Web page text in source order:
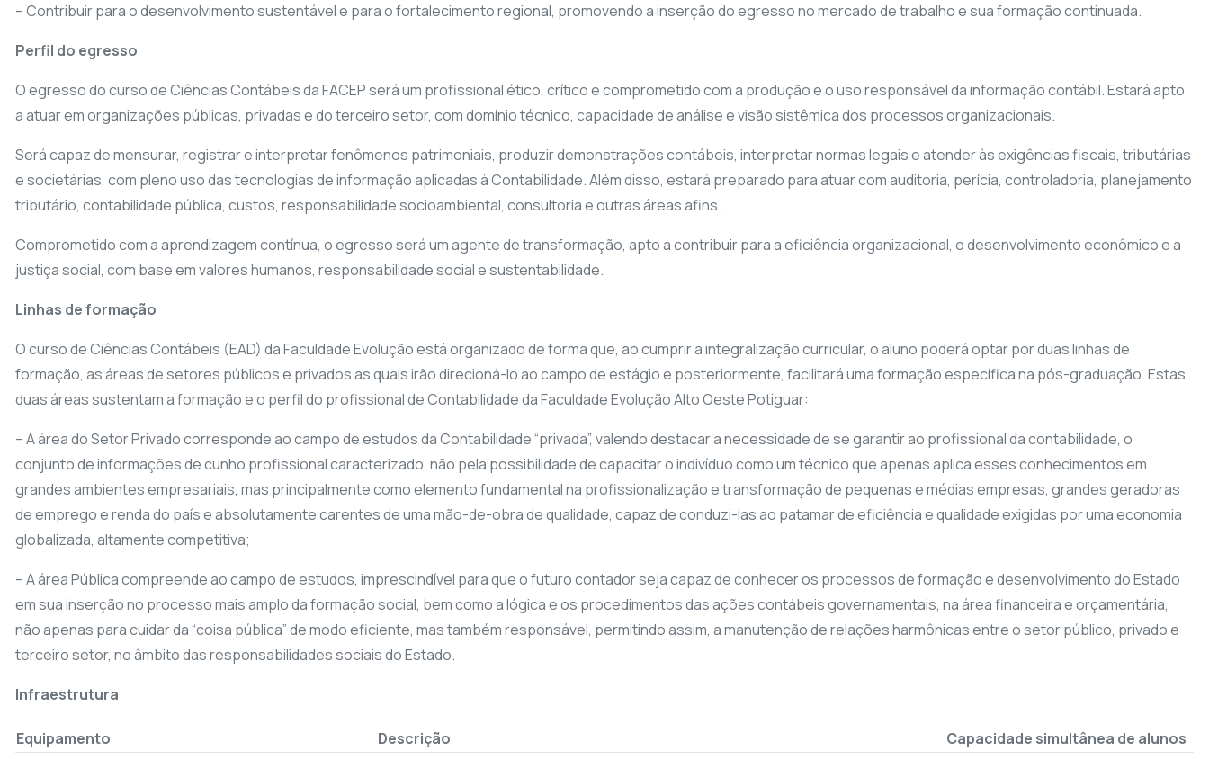
– Contribuir para o desenvolvimento sustentável e para o fortalecimento regional, promovendo a inserção do egresso no mercado de trabalho e sua formação continuada.
Perfil do egresso
O egresso do curso de Ciências Contábeis da FACEP será um profissional ético, crítico e comprometido com a produção e o uso responsável da informação contábil. Estará apto
a atuar em organizações públicas, privadas e do terceiro setor, com domínio técnico, capacidade de análise e visão sistêmica dos processos organizacionais.
Será capaz de mensurar, registrar e interpretar fenômenos patrimoniais, produzir demonstrações contábeis, interpretar normas legais e atender às exigências fiscais, tributárias
e societárias, com pleno uso das tecnologias de informação aplicadas à Contabilidade. Além disso, estará preparado para atuar com auditoria, perícia, controladoria, planejamento
tributário, contabilidade pública, custos, responsabilidade socioambiental, consultoria e outras áreas afins.
Comprometido com a aprendizagem contínua, o egresso será um agente de transformação, apto a contribuir para a eficiência organizacional, o desenvolvimento econômico e a
justiça social, com base em valores humanos, responsabilidade social e sustentabilidade.
Linhas de formação
O curso de Ciências Contábeis (EAD) da Faculdade Evolução está organizado de forma que, ao cumprir a integralização curricular, o aluno poderá optar por duas linhas de
formação, as áreas de setores públicos e privados as quais irão direcioná-lo ao campo de estágio e posteriormente, facilitará uma formação específica na pós-graduação. Estas
duas áreas sustentam a formação e o perfil do profissional de Contabilidade da Faculdade Evolução Alto Oeste Potiguar:
– A área do Setor Privado corresponde ao campo de estudos da Contabilidade “privada”, valendo destacar a necessidade de se garantir ao profissional da contabilidade, o
conjunto de informações de cunho profissional caracterizado, não pela possibilidade de capacitar o indivíduo como um técnico que apenas aplica esses conhecimentos em
grandes ambientes empresariais, mas principalmente como elemento fundamental na profissionalização e transformação de pequenas e médias empresas, grandes geradoras
de emprego e renda do país e absolutamente carentes de uma mão-de-obra de qualidade, capaz de conduzi-las ao patamar de eficiência e qualidade exigidas por uma economia
globalizada, altamente competitiva;
– A área Pública compreende ao campo de estudos, imprescindível para que o futuro contador seja capaz de conhecer os processos de formação e desenvolvimento do Estado
em sua inserção no processo mais amplo da formação social, bem como a lógica e os procedimentos das ações contábeis governamentais, na área financeira e orçamentária,
não apenas para cuidar da “coisa pública” de modo eficiente, mas também responsável, permitindo assim, a manutenção de relações harmônicas entre o setor público, privado e
terceiro setor, no âmbito das responsabilidades sociais do Estado.
Infraestrutura
Equipamento Descrição Capacidade simultânea de alunos